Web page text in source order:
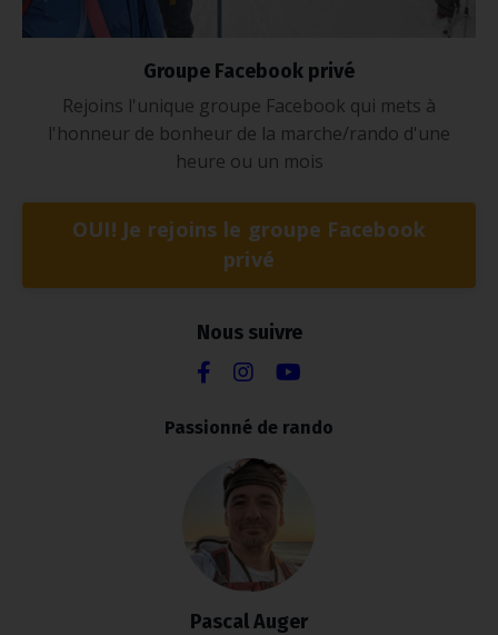
Groupe Facebook privé
Rejoins l'unique groupe Facebook qui mets à
l'honneur de bonheur de la marche/rando d'une
heure ou un mois
OUI! Je rejoins le groupe Facebook
privé
Nous suivre
Passionné de rando
Pascal Auger